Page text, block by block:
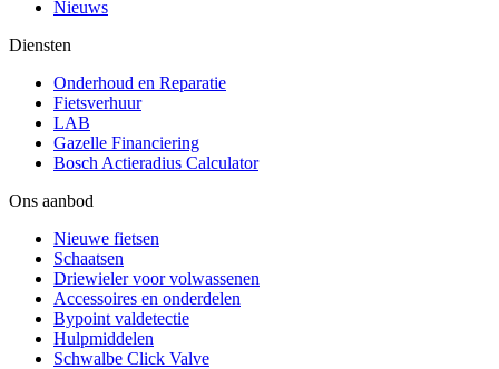
Nieuws
Diensten
Onderhoud en Reparatie
Fietsverhuur
LAB
Gazelle Financiering
Bosch Actieradius Calculator
Ons aanbod
Nieuwe fietsen
Schaatsen
Driewieler voor volwassenen
Accessoires en onderdelen
Bypoint valdetectie
Hulpmiddelen
Schwalbe Click Valve